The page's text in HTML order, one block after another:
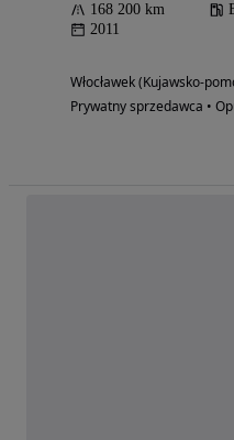
168 200 km
2011
Włocławek (Kujawsko-
Prywatny sprzedawca •